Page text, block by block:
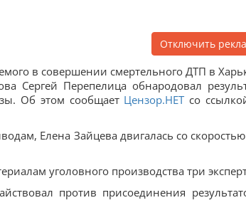
Отключить
в совершении смертельного ДТП в
Сергей Перепелица обнародовал
Об этом сообщает Цензор.НЕТ со
Елена Зайцева двигалась со
уголовного производства три
против присоединения